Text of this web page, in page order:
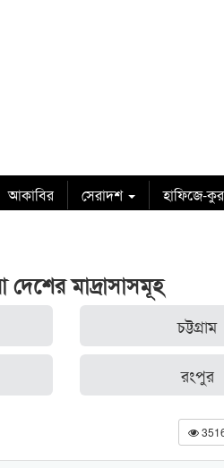
আকাবির সেরাদশ হাফিজে-
দেশের মাদ্রাসাসমূহ
চট্টগ্রাম
রংপুর